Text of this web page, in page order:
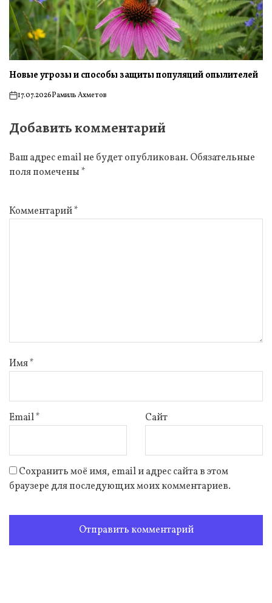
Новые угрозы и способы защиты популяций опылителей
on17.07.2026Рамиль Ахметов
Добавить комментарий
Ваш адрес email не будет опубликован. Обязательные
поля помечены*
Комментарий*
Имя*
Email* Сайт
Сохранить моё имя, email и адрес сайта в этом
браузере для последующих моих комментариев.